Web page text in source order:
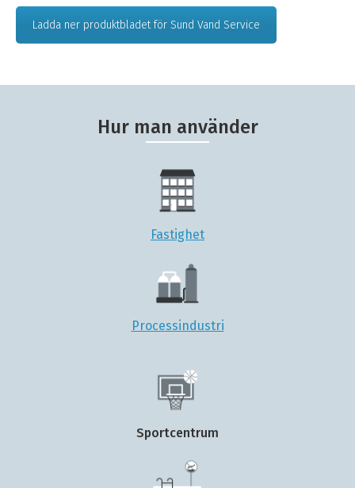
Ladda ner produktbladet för Sund Vand Service
Hur man använder
Fastighet
Processindustri
Sportcentrum